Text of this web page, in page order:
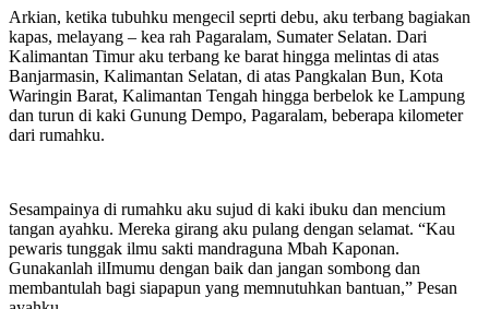
Arkian, ketika tubuhku mengecil seprti debu, aku terbang bagiakan
kapas, melayang – kea rah Pagaralam, Sumater Selatan. Dari
Kalimantan Timur aku terbang ke barat hingga melintas di atas
Banjarmasin, Kalimantan Selatan, di atas Pangkalan Bun, Kota
Waringin Barat, Kalimantan Tengah hingga berbelok ke Lampung
dan turun di kaki Gunung Dempo, Pagaralam, beberapa kilometer
dari rumahku.
Sesampainya di rumahku aku sujud di kaki ibuku dan mencium
tangan ayahku. Mereka girang aku pulang dengan selamat. “Kau
pewaris tunggak ilmu sakti mandraguna Mbah Kaponan.
Gunakanlah ilImumu dengan baik dan jangan sombong dan
membantulah bagi siapapun yang memnutuhkan bantuan,” Pesan